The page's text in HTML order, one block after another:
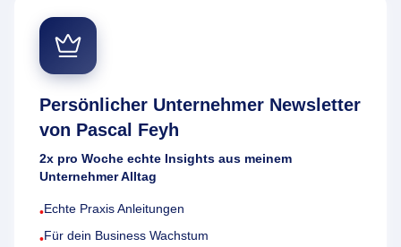
Persönlicher Unternehmer Newsletter
von Pascal Feyh
2x pro Woche echte Insights aus meinem
Unternehmer Alltag
•Echte Praxis Anleitungen
•Für dein Business Wachstum